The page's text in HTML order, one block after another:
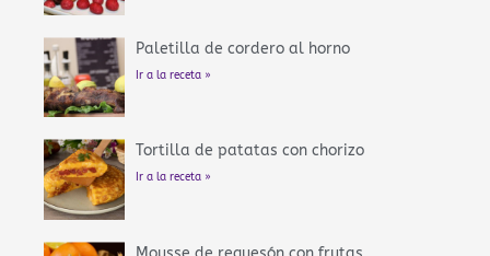
Paletilla de cordero al horno
Ir a la receta »
Tortilla de patatas con chorizo
Ir a la receta »